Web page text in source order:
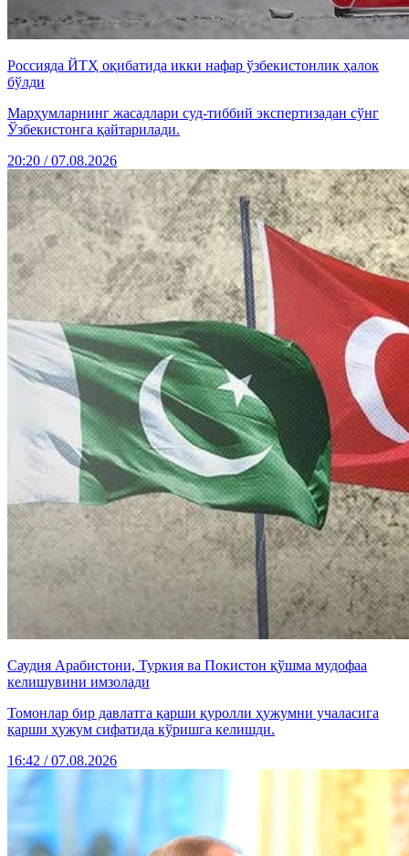
Россияда ЙТҲ оқибатида икки нафар ўзбекистонлик ҳалок
бўлди
Марҳумларнинг жасадлари суд-тиббий экспертизадан сўнг
Ўзбекистонга қайтарилади.
20:20 / 07.08.2026
Саудия Арабистони, Туркия ва Покистон қўшма мудофаа
келишувини имзолади
Томонлар бир давлатга қарши қуролли ҳужумни учаласига
қарши ҳужум сифатида кўришга келишди.
16:42 / 07.08.2026